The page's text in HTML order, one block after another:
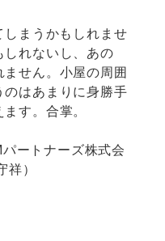
まうかもしれませ
しれないし、あの
ません。小屋の周囲
はあまりに身勝手
す。合掌。
ートナーズ株式会
）